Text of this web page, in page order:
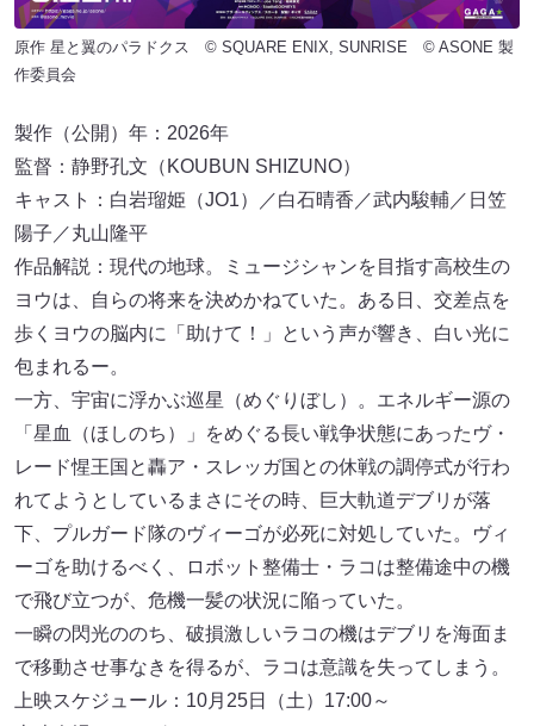
原作 星と翼のパラドクス © SQUARE ENIX, SUNRISE © ASONE 製
作委員会
製作（公開）年：2026年
監督：静野孔文（KOUBUN SHIZUNO）
キャスト：白岩瑠姫（JO1）／白石晴香／武内駿輔／日笠
陽子／丸山隆平
作品解説：現代の地球。ミュージシャンを目指す高校生の
ヨウは、自らの将来を決めかねていた。ある日、交差点を
歩くヨウの脳内に「助けて！」という声が響き、白い光に
包まれるー。
一方、宇宙に浮かぶ巡星（めぐりぼし）。エネルギー源の
「星血（ほしのち）」をめぐる長い戦争状態にあったヴ・
レード惺王国と轟ア・スレッガ国との休戦の調停式が行わ
れてようとしているまさにその時、巨大軌道デブリが落
下、プルガード隊のヴィーゴが必死に対処していた。ヴィ
ーゴを助けるべく、ロボット整備士・ラコは整備途中の機
で飛び立つが、危機一髪の状況に陥っていた。
一瞬の閃光ののち、破損激しいラコの機はデブリを海面ま
で移動させ事なきを得るが、ラコは意識を失ってしまう。
上映スケジュール：10月25日（土）17:00～